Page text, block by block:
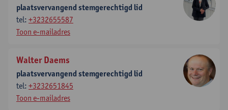
plaatsvervangend stemgerechtigd lid
tel: +3232655587
Toon e-mailadres
Walter Daems
plaatsvervangend stemgerechtigd lid
tel: +3232651845
Toon e-mailadres